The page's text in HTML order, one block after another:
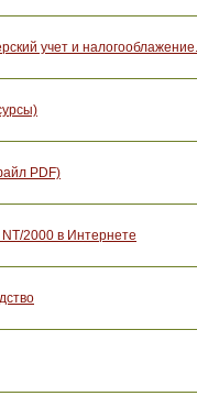
учет и
PDF)
2000 в Интернете